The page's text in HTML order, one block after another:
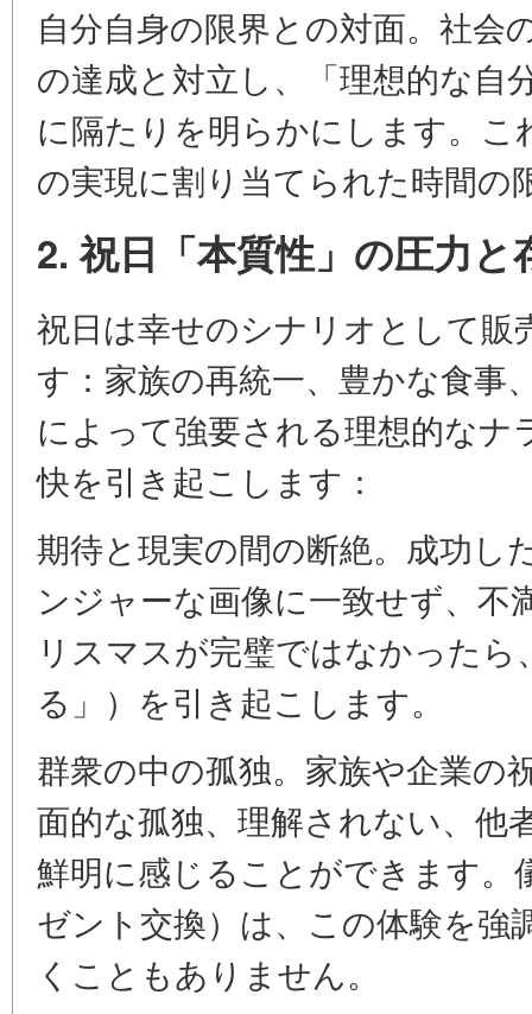
自分自身の限界との対面。社会
の達成と対立し、「理想的な自
に隔たりを明らかにします。
の実現に割り当てられた時間の
2. 祝日「本質性」の圧力と
祝日は幸せのシナリオとして販
す：家族の再統一、豊かな食事
によって強要される理想的なナ
快を引き起こします：
期待と現実の間の断絶。成功し
ンジャーな画像に一致せず、不
リスマスが完璧ではなかった
る」）を引き起こします。
群衆の中の孤独。家族や企業の
面的な孤独、理解されない、他
鮮明に感じることができます。
ゼント交換）は、この体験を強
くこともありません。